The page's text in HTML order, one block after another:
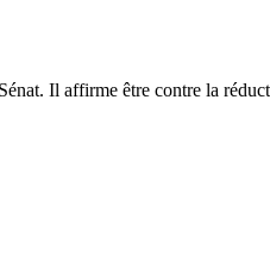
Il affirme être contre la